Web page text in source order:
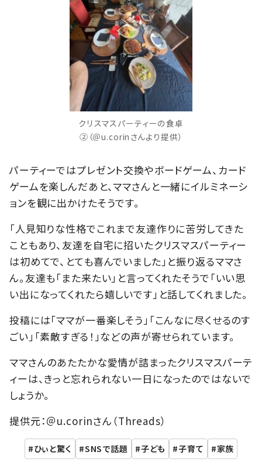
クリスマスパーティーの食卓
②（＠u.corinさんより提供）
パーティーではプレゼント交換やボードゲーム、カード
ゲームを楽しんだあと、ママさんと一緒にイルミネーシ
ョンを観に出かけたそうです。
「人見知りな性格でこれまで友達作りに苦労してきた
こともあり、友達を自宅に招いたクリスマスパーティー
は初めてで、とても喜んでいました」と振り返るママさ
ん。友達も「また来たい」と言ってくれたそうで「いい思
い出になってくれたら嬉しいです」と話してくれました。
投稿には「ママが一番楽しそう」「こんなに尽くせるのす
ごい」「素敵すぎる！」などの声が寄せられています。
ママさんのあたたかな愛情が詰まったクリスマスパーテ
ィーは、きっと忘れられない一日になったのではないで
しょうか。
提供元：＠u.corinさん（Threads）
ひぃと驚く SNSで話題 子ども 子育て 家族